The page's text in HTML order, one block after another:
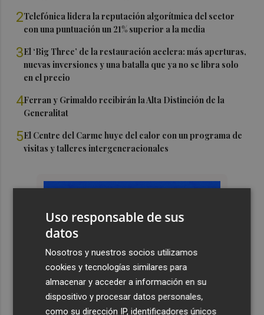
2Telefónica lidera la reputación algorítmica del sector
con una puntuación un 21% superior a la media
3El ‘Big Three’ de la restauración acelera: más aperturas,
nuevas inversiones y una batalla que ya no se libra solo
en el precio
4Ferran y Grimaldo recibirán la Alta Distinción de la
Generalitat
5El Centre del Carme huye del calor con un programa de
visitas y talleres intergeneracionales
Uso responsable de sus
datos
Nosotros y nuestros socios utilizamos
cookies y tecnologías similares para
almacenar y acceder a información en su
dispositivo y procesar datos personales,
como su dirección IP, identificadores únicos